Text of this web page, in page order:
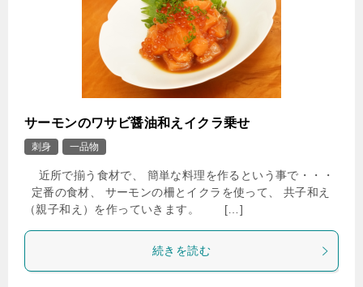
サーモンのワサビ醤油和えイクラ乗せ
刺身 一品物
近所で揃う食材で、 簡単な料理を作るという事で・・・
定番の食材、 サーモンの柵とイクラを使って、 共子和え
（親子和え）を作っていきます。 […]
続きを読む